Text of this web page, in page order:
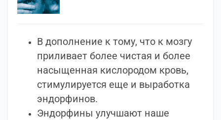
В дополнение к тому, что к мозгу
приливает более чистая и более
насыщенная кислородом кровь,
стимулируется еще и выработка
эндорфинов.
Эндорфины улучшают наше